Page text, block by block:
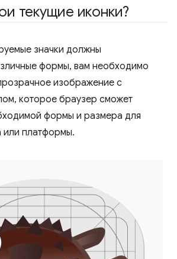
текущие иконки?
значки должны
формы, вам необходимо
изображение с
которое браузер сможет
формы и размера для
платформы.